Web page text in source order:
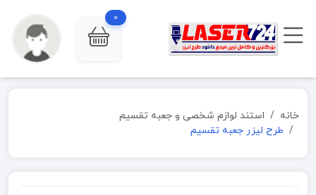
0
خانه
استند لوازم شخصی و جعبه تقسیم
طرح لیزر جعبه تقسیم